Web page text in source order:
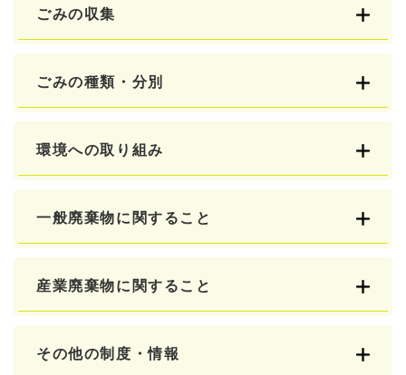
ごみの収集
ごみの種類・分別
環境への取り組み
一般廃棄物に関すること
産業廃棄物に関すること
その他の制度・情報